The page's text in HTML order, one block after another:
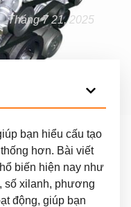
Tháng 7 21, 2025
bạn hiểu cấu tạo
hơn. Bài viết
biến hiện nay như
số xilanh, phương
động, giúp bạn